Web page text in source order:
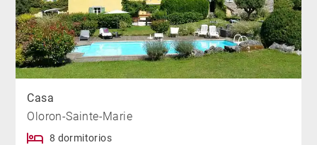
Casa
Oloron-Sainte-Marie
8 dormitorios